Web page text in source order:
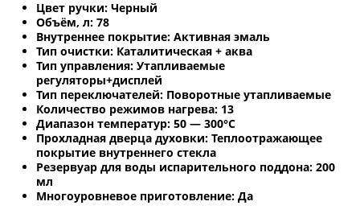
Цвет ручки: Черный
Объём, л: 78
Внутреннее покрытие: Активная эмаль
Тип очистки: Каталитическая + аква
Тип управления: Утапливаемые
регуляторы+дисплей
Тип переключателей: Поворотные утапливаемые
Количество режимов нагрева: 13
Диапазон температур: 50 — 300°C
Прохладная дверца духовки: Теплоотражающее
покрытие внутреннего стекла
Резервуар для воды испарительного поддона: 200
мл
Многоуровневое приготовление: Да